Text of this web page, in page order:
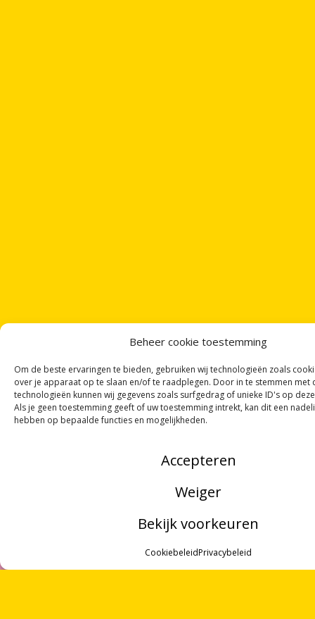
Beheer cookie toestemming
Om de beste ervaringen te bieden, gebruiken wij technologieën zoals
over je apparaat op te slaan en/of te raadplegen. Door in te stemmen met
technologieën kunnen wij gegevens zoals surfgedrag of unieke ID's op
Als je geen toestemming geeft of uw toestemming intrekt, kan dit een
hebben op bepaalde functies en mogelijkheden.
Accepteren
Weiger
Bekijk voorkeuren
CookiebeleidPrivacybeleid
ONTVANGVIER GEDICHTENPER MAAND
VIA ONZE
NIEUWSBRIEF
OF VOLG ONS VIA SOCIALE MEDIA
NOORDWOORD
Munnekeholm 2
9711 JA Groningen